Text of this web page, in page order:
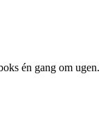
én gang om ugen.